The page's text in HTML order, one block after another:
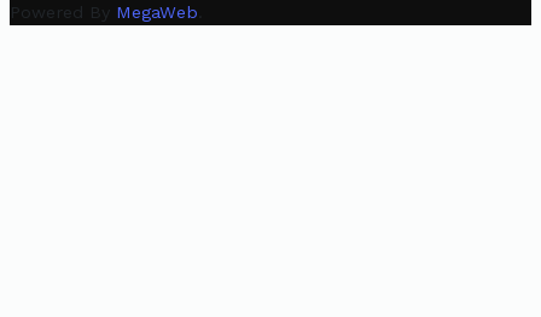
Powered By MegaWeb